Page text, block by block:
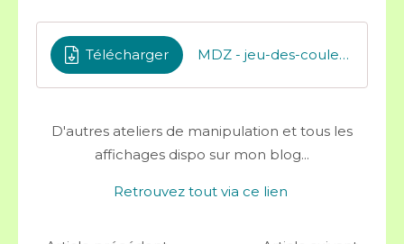
Télécharger MDZ - jeu-des-couleurs-jo
D'autres ateliers de manipulation et tous les
affichages dispo sur mon blog...
Retrouvez tout via ce lien